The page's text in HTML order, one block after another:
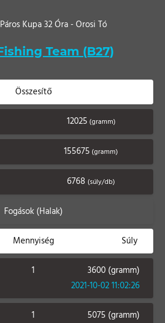
Páros Kupa 32 Óra - Orosi Tó
Team (B27)
Összesítő
12025 (gramm)
155675 (gramm)
6768 (súly/db)
Fogások (Halak)
Mennyiség Súly
1
3600 (gramm)
2021-10-02 11:02:26
1
5075 (gramm)